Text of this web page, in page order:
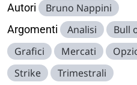
Autori Bruno Nappini
Argomenti Analisi Bull
Grafici
Mercati
Strike
Trimestrali